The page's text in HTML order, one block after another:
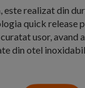
realizat din
quick release
usor, avand
din otel